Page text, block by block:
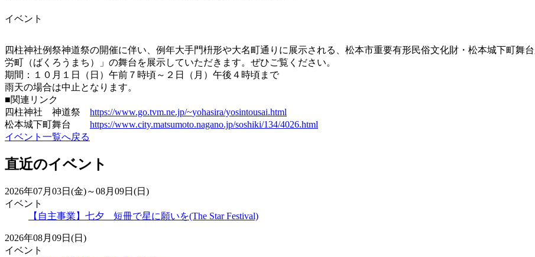
イベント
四柱神社例祭神道祭の開催に伴い、 例年大手門枡形や大名町通りに展示される、 松本市重要有形民俗文化財・松本城下町舞台
労町（ばくろうまち）」の舞台を展示していただきます。 ぜひご覧ください。
期間：１０月１日（日）午前７時頃～２日（月）午後４時頃まで
雨天の場合は中止となります。
■関連リンク
四柱神社 神道祭 https://www.go.tvm.ne.jp/~yohasira/yosintousai.html
松本城下町舞台 https://www.city.matsumoto.nagano.jp/soshiki/134/4026.html
イベント一覧へ戻る
直近のイベント
2026年07月03日(金)～08月09日(日)
イベント
【自主事業】七夕 短冊で星に願いを(The Star Festival)
2026年08月09日(日)
イベント